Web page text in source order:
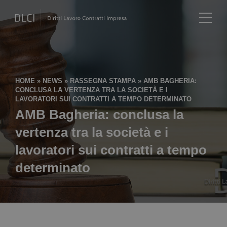
HOME » NEWS » RASSEGNA STAMPA »AMB BAGHERIA:
CONCLUSA LA VERTENZA TRA LA SOCIETÀ E I
LAVORATORI SUI CONTRATTI A TEMPO DETERMINATO
AMB Bagheria: conclusa la
vertenza tra la società e i
lavoratori sui contratti a tempo
determinato